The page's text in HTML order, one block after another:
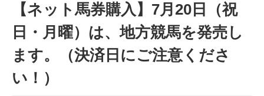
【ネット馬券購入】7月20日（祝
日・月曜）は、地方競馬を発売し
ます。（決済日にご注意くださ
い！）